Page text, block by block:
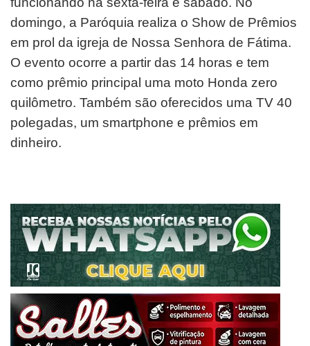
domingo, a Paróquia realiza o Show de Prêmios
em prol da igreja de Nossa Senhora de Fátima.
O evento ocorre a partir das 14 horas e tem
como prêmio principal uma moto Honda zero
quilômetro. Também são oferecidos uma TV 40
polegadas, um smartphone e prêmios em
dinheiro.